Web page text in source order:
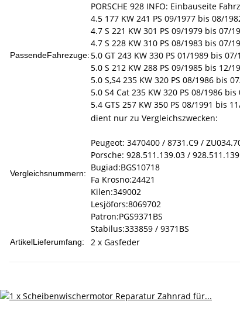
PassendeFahrezuge:
PORSCHE 928 INFO: Einbauseite
4.5 177 KW 241 PS 09/1977 bis 08/
4.7 S 221 KW 301 PS 09/1979 bis 07/
4.7 S 228 KW 310 PS 08/1983 bis 07/
5.0 GT 243 KW 330 PS 01/1989 bis 07/
5.0 S 212 KW 288 PS 09/1985 bis 12/
5.0 S,S4 235 KW 320 PS 08/1986 bis
5.0 S4 Cat 235 KW 320 PS 08/1986 bis
5.4 GTS 257 KW 350 PS 08/1991 bis
Vergleichsnummern:
dient nur zu Vergleichszwecken:
Peugeot: 3470400 / 8731.C9 /
Porsche: 928.511.139.03 /
Bugiad:BGS10718
Fa Krosno:24421
Kilen:349002
Lesjöfors:8069702
Patron:PGS9371BS
Stabilus:333859 / 9371BS
ArtikelLieferumfang: 2 x Gasfeder